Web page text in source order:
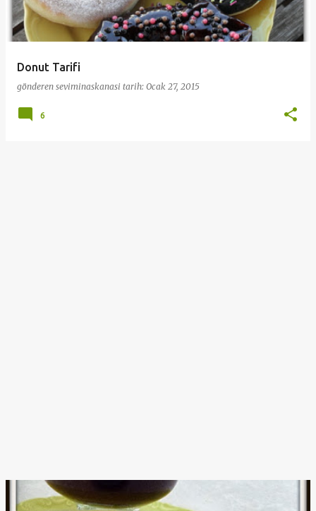
Donut Tarifi
gönderen seviminaskanasi tarih: Ocak 27, 2015
6